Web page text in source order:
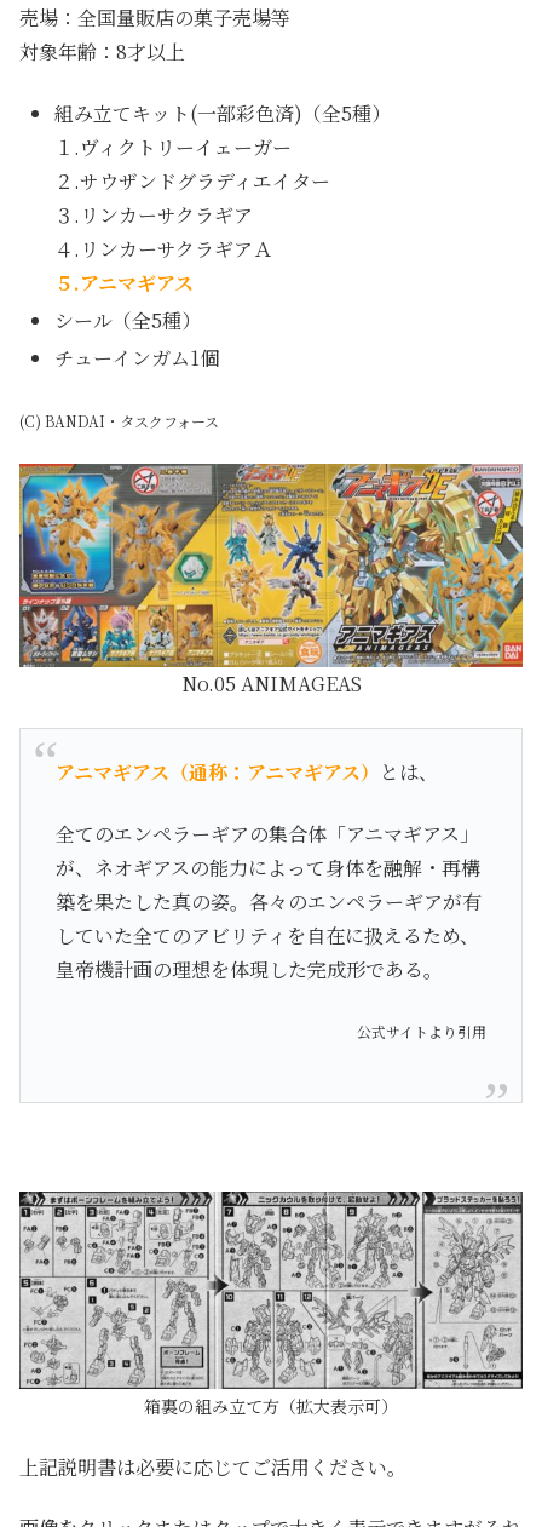
売場：全国量販店の菓子売場等
対象年齢：8才以上
組み立てキット(一部彩色済)（全5種）
１.ヴィクトリーイェーガー
２.サウザンドグラディエイター
３.リンカーサクラギア
４.リンカーサクラギアＡ
５.アニマギアス
シール（全5種）
チューインガム1個
(C) BANDAI・タスクフォース
No.05 ANIMAGEAS
アニマギアス（通称：アニマギアス） とは、
全てのエンペラーギアの集合体「アニマギアス」
が、ネオギアスの能力によって身体を融解・再構
築を果たした真の姿。各々のエンペラーギアが有
していた全てのアビリティを自在に扱えるため、
皇帝機計画の理想を体現した完成形である。
公式サイトより引用
箱裏の組み立て方（拡大表示可）
上記説明書は必要に応じてご活用ください。